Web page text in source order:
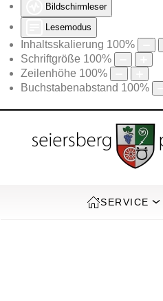
Bildschirmleser
Lesemodus
Inhaltsskalierung 100%
Schriftgröße 100%
Zeilenhöhe 100%
Buchstabenabstand 100%
SERVICE